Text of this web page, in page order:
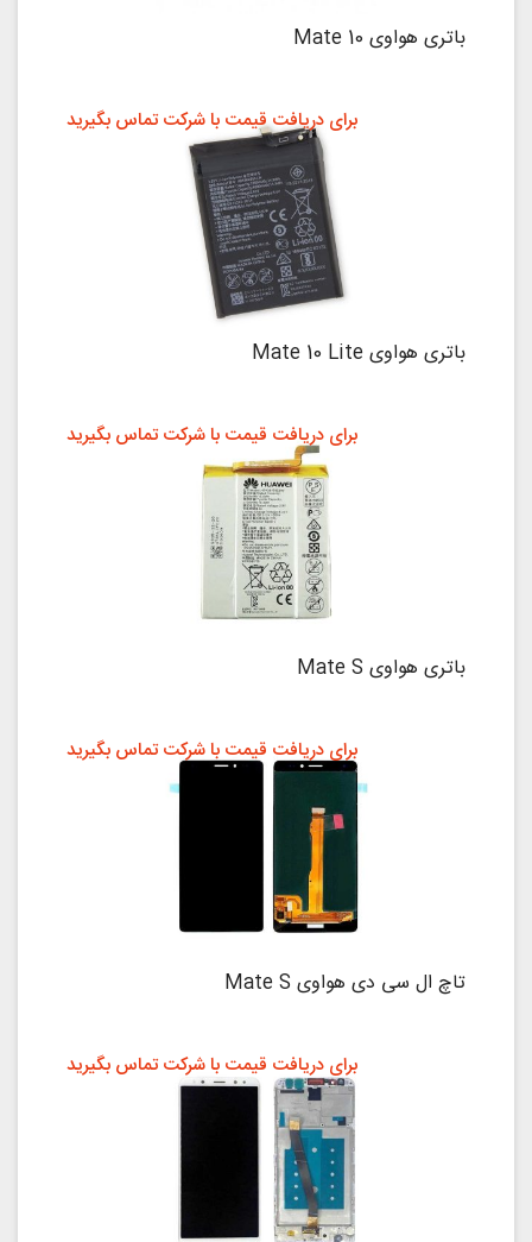
باتری هواوی Mate 10
باتری هواوی Mate 10 Lite
برای دریافت قیمت با شرکت تماس بگیرید
باتری هواوی Mate S
برای دریافت قیمت با شرکت تماس بگیرید
تاچ ال سی دی هواوی Mate S
برای دریافت قیمت با شرکت تماس بگیرید
برای دریافت قیمت با شرکت تماس بگیرید